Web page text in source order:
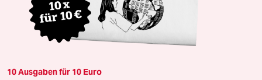
10 Ausgaben für 10 Euro